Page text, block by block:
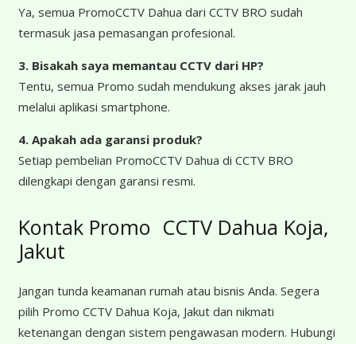
Ya, semua PromoCCTV Dahua dari CCTV BRO sudah
termasuk jasa pemasangan profesional.
3. Bisakah saya memantau CCTV dari HP?
Tentu, semua Promo sudah mendukung akses jarak jauh
melalui aplikasi smartphone.
4. Apakah ada garansi produk?
Setiap pembelian PromoCCTV Dahua di CCTV BRO
dilengkapi dengan garansi resmi.
Kontak Promo CCTV Dahua Koja,
Jakut
Jangan tunda keamanan rumah atau bisnis Anda. Segera
pilih Promo CCTV Dahua Koja, Jakut dan nikmati
ketenangan dengan sistem pengawasan modern. Hubungi